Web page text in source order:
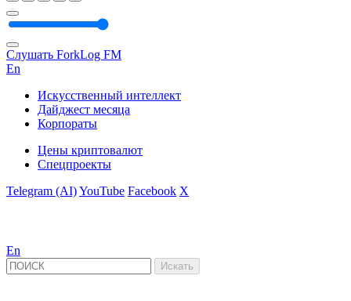
Слушать ForkLog FM
En
Искусственный интеллект
Дайджест месяца
Корпораты
Цены криптовалют
Спецпроекты
Telegram (AI)YouTube Facebook X
En